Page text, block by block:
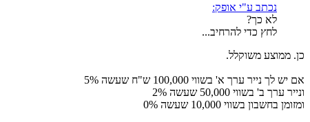
נכתב ע"י אופק:
לא כך?
לחץ כדי להרחיב...
כן. ממוצע משוקלל.
אם יש לך נייר ערך א' בשווי 100,000 ש"ח שעשה 5%
ונייר ערך ב' בשווי 50,000 שעשה 2%
ומזומן בחשבון בשווי 10,000 שעשה 0%